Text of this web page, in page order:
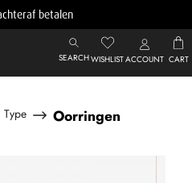
betalen
SEARCHWISHLISTACCOUNT CART
Type Oorringen